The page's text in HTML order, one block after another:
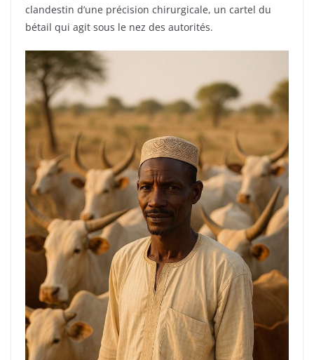
clandestin d’une précision chirurgicale, un cartel du
bétail qui agit sous le nez des autorités.